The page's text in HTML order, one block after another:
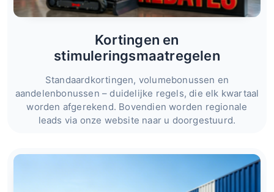
Kortingen en
stimuleringsmaatregelen
Standaardkortingen, volumebonussen en
aandelenbonussen – duidelijke regels, die elk kwartaal
worden afgerekend. Bovendien worden regionale
leads via onze website naar u doorgestuurd.